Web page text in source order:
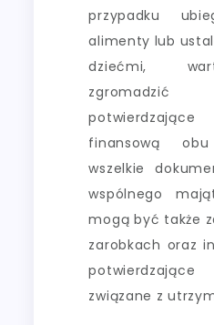
przypadku
alimenty lub
dziećmi,
finansową
wszelkie
wspólnego
mogą być także
zarobkach oraz
związane z